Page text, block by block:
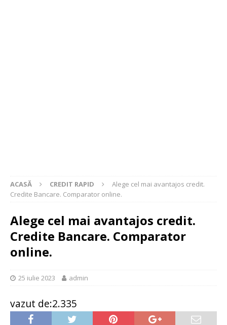
ACASĂ CREDIT RAPID
Alege cel mai avantajos credit.
Credite Bancare. Comparator online.
Alege cel mai avantajos credit.
Credite Bancare. Comparator
online.
25 iulie 2023 admin
vazut de:2.335